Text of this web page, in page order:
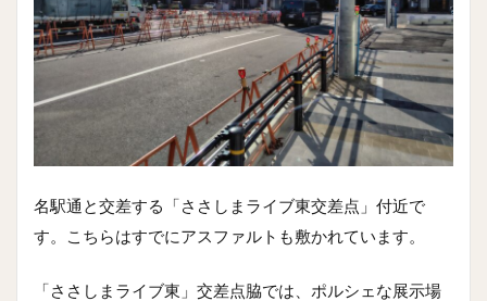
名駅通と交差する「ささしまライブ東交差点」付近で
す。こちらはすでにアスファルトも敷かれています。
「ささしまライブ東」交差点脇では、ポルシェな展示場